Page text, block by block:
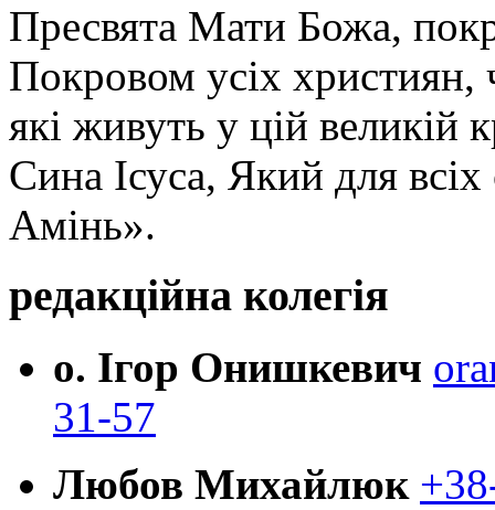
Пресвята Мати Божа,
Покровом усіх християн,
які живуть у цій великій
Сина Ісуса, Який для
Амінь».
редакційна колегія
о. Ігор Онишкевич
31-57
Любов Михайлюк